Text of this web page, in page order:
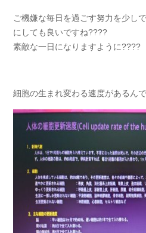
ご機嫌な毎日を過ごす努力を少し
にしても良いですね????
素敵な一日になりますように????
細胞の生まれ変わる速度があるん